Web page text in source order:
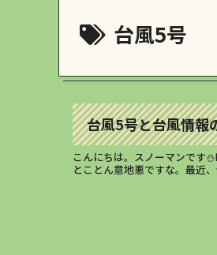
台風5号
台風5号と台風情報
こんにちは。スノーマンです
とことん意地悪ですな。最近